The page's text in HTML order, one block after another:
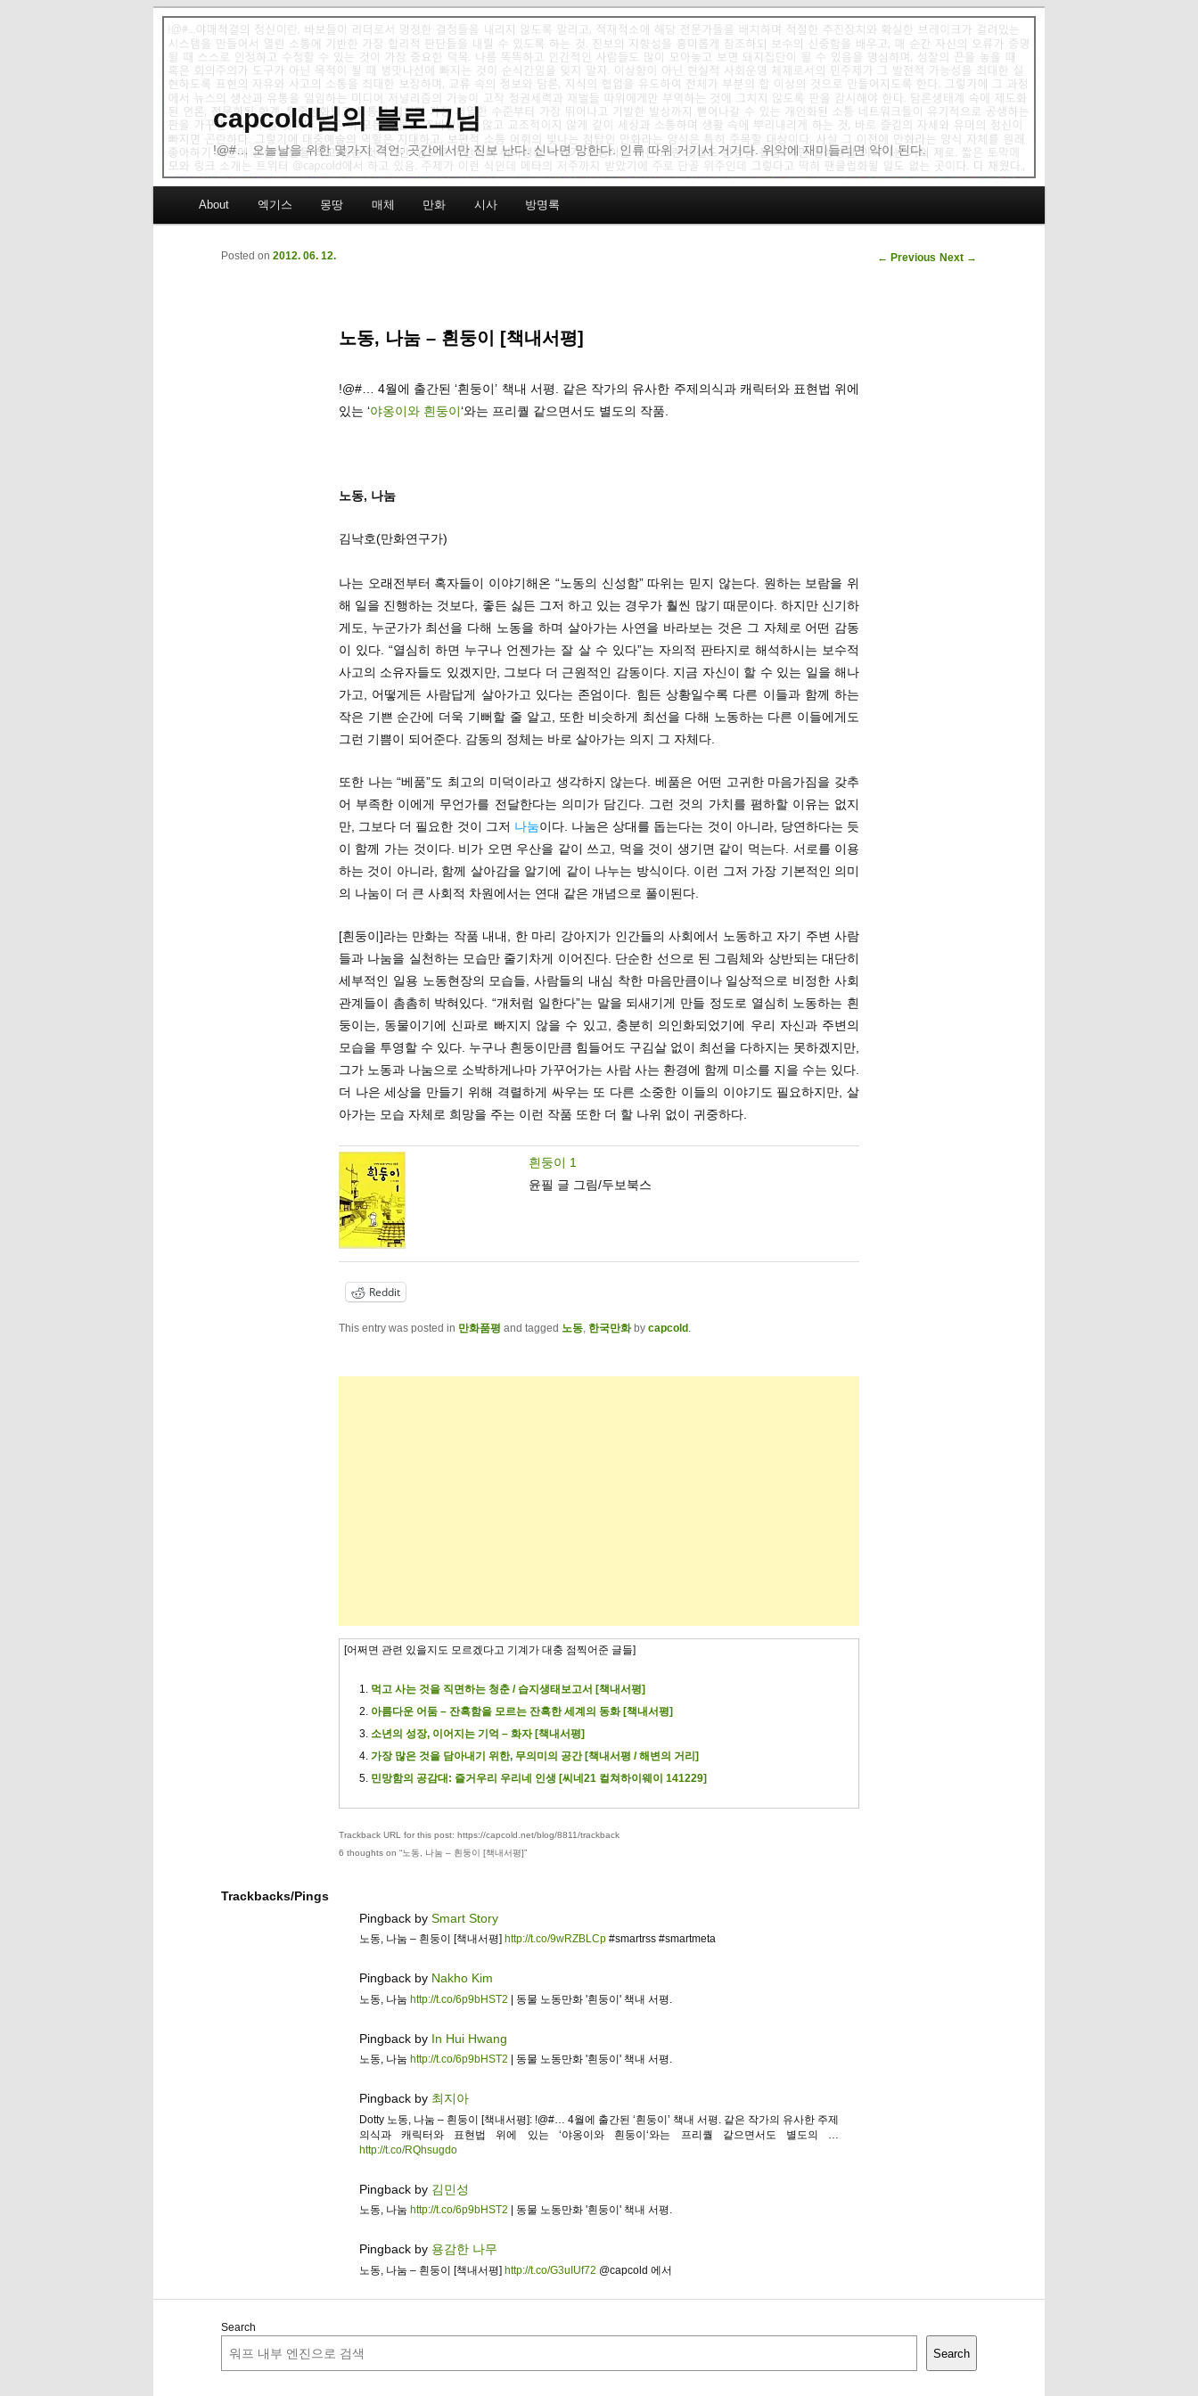
capcold님의 블로그님
!@#… 오늘날을 위한 몇가지 격언: 곳간에서만 진보 난다. 신나면 망한다. 인류 따위 거기서 거기다. 위악에 재미들리면 악이 된다.
Skip to primary content
Skip to secondary content
About 엑기스 몽땅 매체 만화 시사 방명록
Post navigation
← Previous Next →
노동, 나눔 – 흰둥이 [책내서평]
Posted on 2012. 06. 12.
!@#… 4월에 출간된 ‘흰둥이’ 책내 서평. 같은 작가의 유사한 주제의식과 캐릭터와 표현법 위에
있는 ‘야옹이와 흰둥이‘와는 프리퀄 같으면서도 별도의 작품.
노동, 나눔
김낙호(만화연구가)
나는 오래전부터 혹자들이 이야기해온 “노동의 신성함” 따위는 믿지 않는다. 원하는 보람을 위
해 일을 진행하는 것보다, 좋든 싫든 그저 하고 있는 경우가 훨씬 많기 때문이다. 하지만 신기하
게도, 누군가가 최선을 다해 노동을 하며 살아가는 사연을 바라보는 것은 그 자체로 어떤 감동
이 있다. “열심히 하면 누구나 언젠가는 잘 살 수 있다”는 자의적 판타지로 해석하시는 보수적
사고의 소유자들도 있겠지만, 그보다 더 근원적인 감동이다. 지금 자신이 할 수 있는 일을 해나
가고, 어떻게든 사람답게 살아가고 있다는 존엄이다. 힘든 상황일수록 다른 이들과 함께 하는
작은 기쁜 순간에 더욱 기뻐할 줄 알고, 또한 비슷하게 최선을 다해 노동하는 다른 이들에게도
그런 기쁨이 되어준다. 감동의 정체는 바로 살아가는 의지 그 자체다.
또한 나는 “베품”도 최고의 미덕이라고 생각하지 않는다. 베품은 어떤 고귀한 마음가짐을 갖추
어 부족한 이에게 무언가를 전달한다는 의미가 담긴다. 그런 것의 가치를 폄하할 이유는 없지
만, 그보다 더 필요한 것이 그저 나눔이다. 나눔은 상대를 돕는다는 것이 아니라, 당연하다는 듯
이 함께 가는 것이다. 비가 오면 우산을 같이 쓰고, 먹을 것이 생기면 같이 먹는다. 서로를 이용
하는 것이 아니라, 함께 살아감을 알기에 같이 나누는 방식이다. 이런 그저 가장 기본적인 의미
의 나눔이 더 큰 사회적 차원에서는 연대 같은 개념으로 풀이된다.
[흰둥이]라는 만화는 작품 내내, 한 마리 강아지가 인간들의 사회에서 노동하고 자기 주변 사람
들과 나눔을 실천하는 모습만 줄기차게 이어진다. 단순한 선으로 된 그림체와 상반되는 대단히
세부적인 일용 노동현장의 모습들, 사람들의 내심 착한 마음만큼이나 일상적으로 비정한 사회
관계들이 촘촘히 박혀있다. “개처럼 일한다”는 말을 되새기게 만들 정도로 열심히 노동하는 흰
둥이는, 동물이기에 신파로 빠지지 않을 수 있고, 충분히 의인화되었기에 우리 자신과 주변의
모습을 투영할 수 있다. 누구나 흰둥이만큼 힘들어도 구김살 없이 최선을 다하지는 못하겠지만,
그가 노동과 나눔으로 소박하게나마 가꾸어가는 사람 사는 환경에 함께 미소를 지을 수는 있다.
더 나은 세상을 만들기 위해 격렬하게 싸우는 또 다른 소중한 이들의 이야기도 필요하지만, 살
아가는 모습 자체로 희망을 주는 이런 작품 또한 더 할 나위 없이 귀중하다.
흰둥이 1
윤필 글 그림/두보북스
Reddit
This entry was posted in 만화품평 and tagged 노동, 한국만화by capcold .
[어쩌면 관련 있을지도 모르겠다고 기계가 대충 점찍어준 글들]
먹고 사는 것을 직면하는 청춘 / 습지생태보고서 [책내서평]
아름다운 어둠 – 잔혹함을 모르는 잔혹한 세계의 동화 [책내서평]
소년의 성장, 이어지는 기억 – 화자 [책내서평]
가장 많은 것을 담아내기 위한, 무의미의 공간 [책내서평 / 해변의 거리]
민망함의 공감대: 즐거우리 우리네 인생 [씨네21 컬쳐하이웨이 141229]
Trackback URL for this post: https://capcold.net/blog/8811/trackback
6 thoughts on “노동, 나눔 – 흰둥이 [책내서평]”
Trackbacks/Pings
Pingback by Smart Story
노동, 나눔 – 흰둥이 [책내서평] http://t.co/9wRZBLCp#smartrss #smartmeta
Pingback by Nakho Kim
노동, 나눔 http://t.co/6p9bHST2 | 동물 노동만화 '흰둥이' 책내 서평.
Pingback by In Hui Hwang
노동, 나눔 http://t.co/6p9bHST2 | 동물 노동만화 '흰둥이' 책내 서평.
Pingback by 최지아
Dotty 노동, 나눔 – 흰둥이 [책내서평]: !@#… 4월에 출간된 ‘흰둥이’ 책내 서평. 같은 작가의 유사한 주제
의식과 캐릭터와 표현법 위에 있는 ‘야옹이와 흰둥이‘와는 프리퀄 같으면서도 별도의 …
http://t.co/RQhsugdo
Pingback by 김민성
노동, 나눔 http://t.co/6p9bHST2 | 동물 노동만화 '흰둥이' 책내 서평.
Pingback by 용감한 나무
노동, 나눔 – 흰둥이 [책내서평] http://t.co/G3uIUf72 @capcold 에서
Search
Search